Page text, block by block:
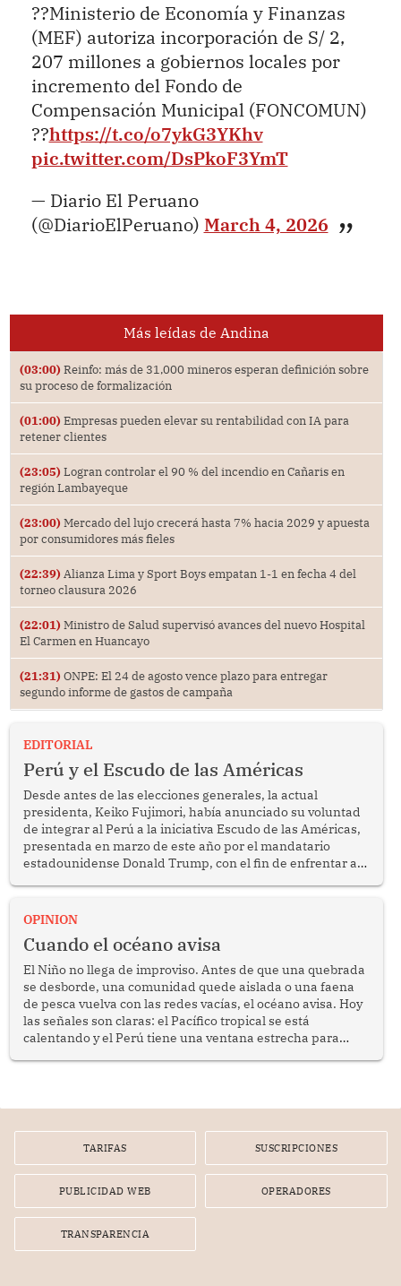
??Ministerio de Economía y Finanzas
(MEF) autoriza incorporación de S/ 2,
207 millones a gobiernos locales por
incremento del Fondo de
Compensación Municipal (FONCOMUN)
??https://t.co/o7ykG3YKhv
pic.twitter.com/DsPkoF3YmT
— Diario El Peruano
(@DiarioElPeruano) March 4, 2026
Más leídas de Andina
(03:00) Reinfo: más de 31,000 mineros esperan definición sobre
su proceso de formalización
(01:00) Empresas pueden elevar su rentabilidad con IA para
retener clientes
(23:05) Logran controlar el 90 % del incendio en Cañaris en
región Lambayeque
(23:00) Mercado del lujo crecerá hasta 7% hacia 2029 y apuesta
por consumidores más fieles
(22:39) Alianza Lima y Sport Boys empatan 1-1 en fecha 4 del
torneo clausura 2026
(22:01) Ministro de Salud supervisó avances del nuevo Hospital
El Carmen en Huancayo
(21:31) ONPE: El 24 de agosto vence plazo para entregar
segundo informe de gastos de campaña
EDITORIAL
Perú y el Escudo de las Américas
Desde antes de las elecciones generales, la actual
presidenta, Keiko Fujimori, había anunciado su voluntad
de integrar al Perú a la iniciativa Escudo de las Américas,
presentada en marzo de este año por el mandatario
estadounidense Donald Trump, con el fin de enfrentar al
OPINION
Cuando el océano avisa
El Niño no llega de improviso. Antes de que una quebrada
se desborde, una comunidad quede aislada o una faena
de pesca vuelva con las redes vacías, el océano avisa. Hoy
las señales son claras: el Pacífico tropical se está
calentando y el Perú tiene una ventana estrecha para
TARIFAS SUSCRIPCIONES
PUBLICIDAD WEB OPERADORES
TRANSPARENCIA